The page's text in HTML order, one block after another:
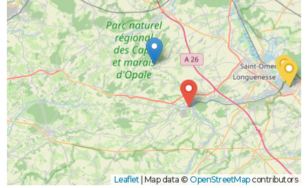
Leaflet Map data © OpenStreetMapcontributors